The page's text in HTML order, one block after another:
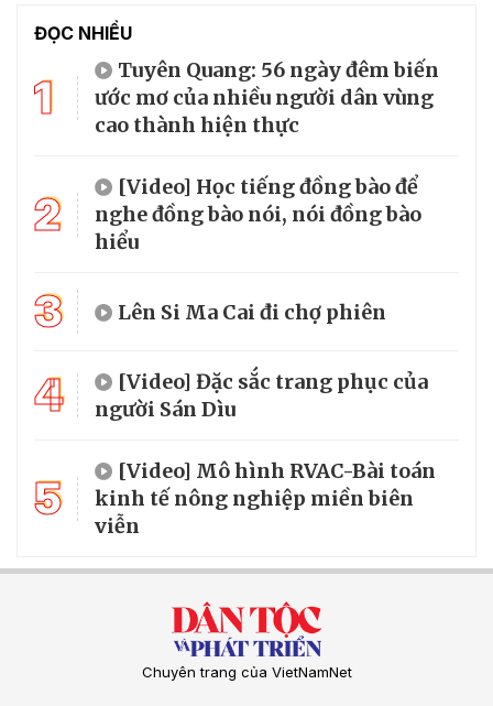
ĐỌC NHIỀU
1
Tuyên Quang: 56 ngày đêm biến
ước mơ của nhiều người dân vùng
cao thành hiện thực
2
[Video] Học tiếng đồng bào để
nghe đồng bào nói, nói đồng bào
hiểu
3 Lên Si Ma Cai đi chợ phiên
4
[Video] Đặc sắc trang phục của
người Sán Dìu
5
[Video] Mô hình RVAC-Bài toán
kinh tế nông nghiệp miền biên
viễn
Chuyên trang của VietNamNet